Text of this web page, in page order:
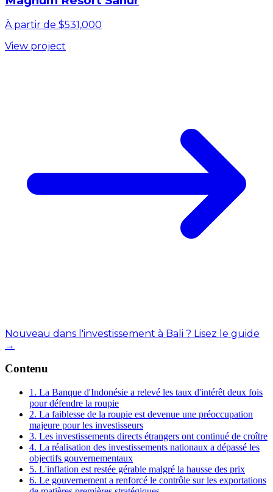
À partir de $531,000
View project
Nouveau dans l'investissement à Bali ? Lisez le guide
→
Contenu
1. La Banque d'Indonésie a relevé les taux d'intérêt deux fois
pour défendre la roupie
2. La faiblesse de la roupie est devenue une préoccupation
majeure pour les investisseurs
3. Les investissements directs étrangers ont continué de croître
4. La réalisation des investissements nationaux a dépassé les
objectifs gouvernementaux
5. L'inflation est restée gérable malgré la hausse des prix
6. Le gouvernement a renforcé le contrôle sur les exportations